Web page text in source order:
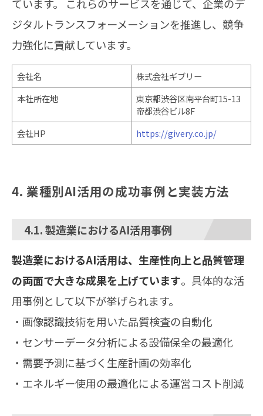
ています。 ​これらのサービスを通じて、企業のデ
ジタルトランスフォーメーションを推進し、競争
力強化に貢献しています。
会社名
株式会社ギブリー
本社所在地
東京都渋谷区南平台町15-13
帝都渋谷ビル8F
会社HP
https://givery.co.jp/
4. 業種別AI活用の成功事例と実装方法
4.1. 製造業におけるAI活用事例
製造業におけるAI活用は、生産性向上と品質管理
の両面で大きな成果を上げています。具体的な活
用事例として以下が挙げられます。
・画像認識技術を用いた品質検査の自動化
・センサーデータ分析による設備保全の最適化
・需要予測に基づく生産計画の効率化
・エネルギー使用の最適化による運営コスト削減